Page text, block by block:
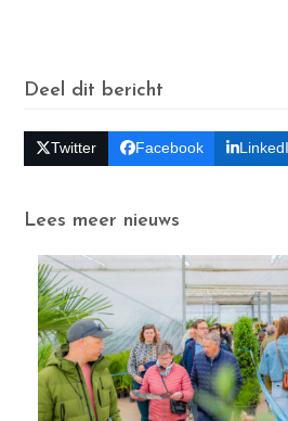
Deel dit bericht
Twitter Facebook
Lees meer nieuws